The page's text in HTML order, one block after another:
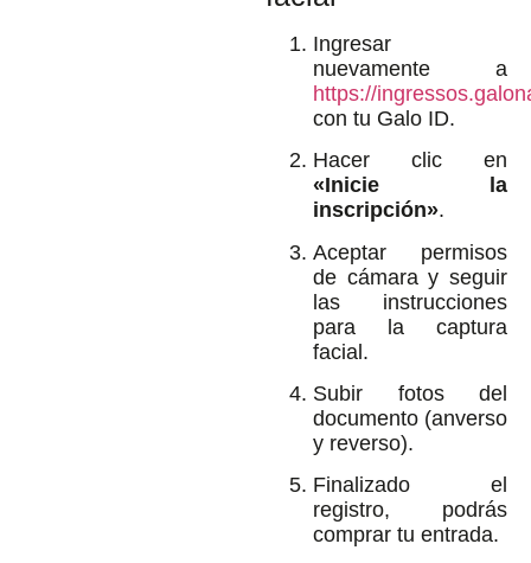
Ingresar
nuevamente a
https://
con tu Galo ID.
Hacer clic en
«Inicie la
inscripción».
Aceptar permisos
de cámara y seguir
las instrucciones
para la captura
facial.
Subir fotos del
documento (anverso
y reverso).
Finalizado el
registro, podrás
comprar tu entrada.